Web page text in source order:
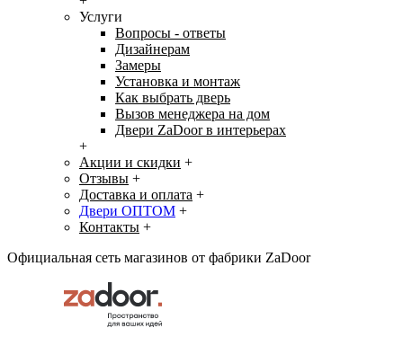
Услуги
Вопросы - ответы
Дизайнерам
Замеры
Установка и монтаж
Как выбрать дверь
Вызов менеджера на дом
Двери ZaDoor в интерьерах
+
Акции и скидки +
Отзывы +
Доставка и оплата +
Двери ОПТОМ +
Контакты +
Официальная сеть магазинов от фабрики ZaDoor